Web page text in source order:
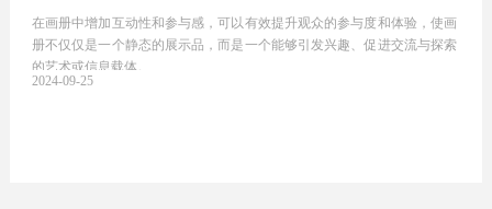
在画册中增加互动性和参与感，可以有效提升观众的参与度和体验，使画
册不仅仅是一个静态的展示品，而是一个能够引发兴趣、促进交流与探索
的艺术或信息载体。
2024-09-25